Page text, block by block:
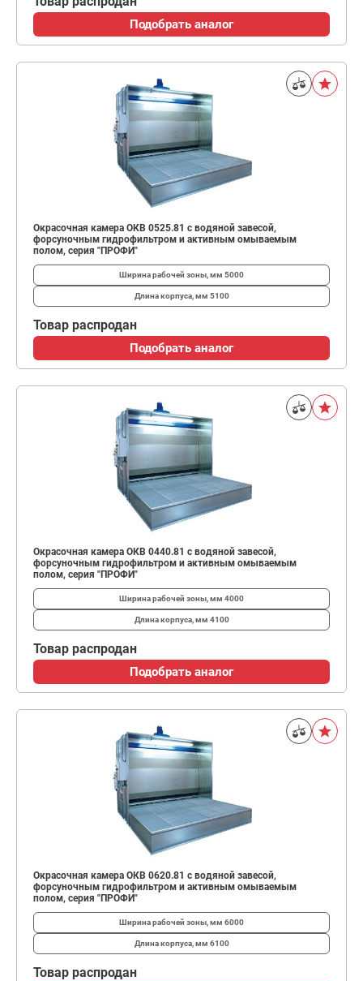
Подобрать аналог
Окрасочная камера ОКВ 0525.81 с водяной завесой,
форсуночным гидрофильтром и активным омываемым
полом, серия "ПРОФИ"
Ширина рабочей зоны, мм 5000
Длина корпуса, мм 5100
Товар распродан
Подобрать аналог
Окрасочная камера ОКВ 0440.81 с водяной завесой,
форсуночным гидрофильтром и активным омываемым
полом, серия "ПРОФИ"
Ширина рабочей зоны, мм 4000
Длина корпуса, мм 4100
Товар распродан
Подобрать аналог
Окрасочная камера ОКВ 0620.81 с водяной завесой,
форсуночным гидрофильтром и активным омываемым
полом, серия "ПРОФИ"
Ширина рабочей зоны, мм 6000
Длина корпуса, мм 6100
Товар распродан